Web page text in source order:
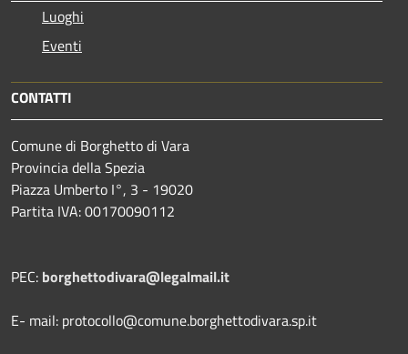
Luoghi
Eventi
CONTATTI
Comune di Borghetto di Vara
Provincia della Spezia
Piazza Umberto I°, 3 - 19020
Partita IVA: 00170090112
PEC: borghettodivara@legalmail.it
E- mail: protocollo@comune.borghettodivara.sp.it